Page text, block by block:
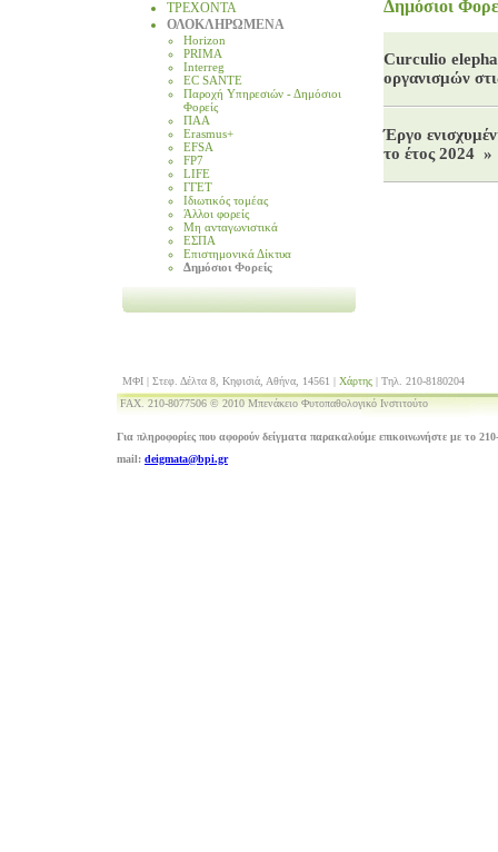
ΤΡΕΧΟΝΤΑ
ΟΛΟΚΛΗΡΩΜΕΝΑ
Horizon
PRIMA
Interreg
EC SANTE
Παροχή Υπηρεσιών - Δημόσιοι
Φορείς
ΠΑΑ
Erasmus+
EFSA
FP7
LIFE
ΓΓΕΤ
Ιδιωτικός τομέας
Άλλοι φορείς
Μη ανταγωνιστικά
ΕΣΠΑ
Επιστημονικά Δίκτυα
Δημόσιοι Φορείς
Δημόσιοι
Curculio
οργανισμών
Έργο
το έτος 2024 »
ΜΦΙ | Στεφ. Δέλτα 8, Κηφισιά, Αθήνα, 14561 | Χάρτης | Τηλ. 210-8180204
FAX. 210-8077506 © 2010 Μπενάκειο Φυτοπαθολογικό Ινστιτούτο
Για πληροφορίες που αφορούν δείγματα παρακαλούμε επικοινωνήστε με το
mail: deigmata@bpi.gr